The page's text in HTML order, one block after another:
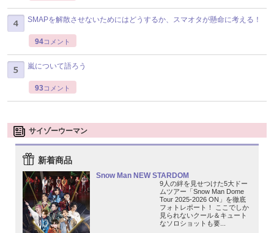
SMAPを解散させないためにはどうするか、スマオタが懸命に考える！
94コメント
嵐について語ろう
93コメント
サイゾーウーマン
新着商品
Snow Man NEW STARDOM
9人の絆を見せつけた5大ドー
ムツアー「Snow Man Dome
Tour 2025-2026 ON」を徹底
フォトレポート！ ここでしか
見られないクール＆キュート
なソロショットも要...